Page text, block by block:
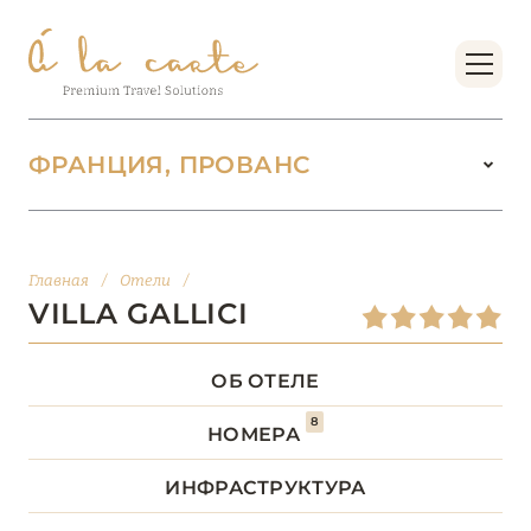
ФРАНЦИЯ, ПРОВАНС
БОРДО (НОВАЯ
АКВИТАНИЯ)
14
БРЕТАНЬ 5
БУРГУНДИЯ
Главная / Отели /
VILLA GALLICI
ОБ ОТЕЛЕ
НОМЕРА
8
ИНФРАСТРУКТУРА